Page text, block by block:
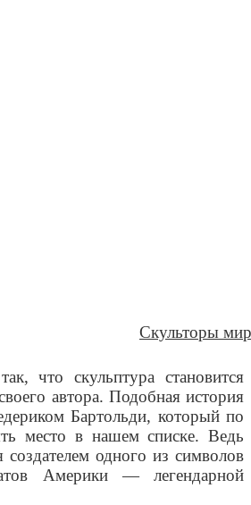
Скульторы
что скульптура становится
автора. Подобная история
Бартольди, который по
место в нашем списке. Ведь
создателем одного из символов
Америки — легендарной